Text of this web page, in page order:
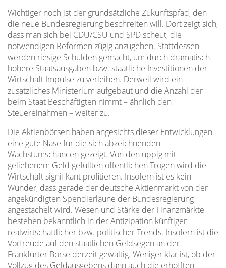
Wichtiger noch ist der grundsätzliche Zukunftspfad, den
die neue Bundesregierung beschreiten will. Dort zeigt sich,
dass man sich bei CDU/CSU und SPD scheut, die
notwendigen Reformen zügig anzugehen. Stattdessen
werden riesige Schulden gemacht, um durch dramatisch
höhere Staatsausgaben bzw. staatliche Investitionen der
Wirtschaft Impulse zu verleihen. Derweil wird ein
zusätzliches Ministerium aufgebaut und die Anzahl der
beim Staat Beschäftigten nimmt – ähnlich den
Steuereinahmen – weiter zu.
Die Aktienbörsen haben angesichts dieser Entwicklungen
eine gute Nase für die sich abzeichnenden
Wachstumschancen gezeigt. Von den üppig mit
geliehenem Geld gefüllten öffentlichen Trögen wird die
Wirtschaft signifikant profitieren. Insofern ist es kein
Wunder, dass gerade der deutsche Aktienmarkt von der
angekündigten Spendierlaune der Bundesregierung
angestachelt wird. Wesen und Stärke der Finanzmärkte
bestehen bekanntlich in der Antizipation künftiger
realwirtschaftlicher bzw. politischer Trends. Insofern ist die
Vorfreude auf den staatlichen Geldsegen an der
Frankfurter Börse derzeit gewaltig. Weniger klar ist, ob der
Vollzug des Geldausgebens dann auch die erhofften